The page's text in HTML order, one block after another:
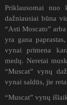
Priklausomai nuo
dažniausiai būna
“Asti Moscato”
yra gana
vynai primena
medų. Neretai
“Muscat” vynų
vynai saldūs, jie
“Muscat” vynų